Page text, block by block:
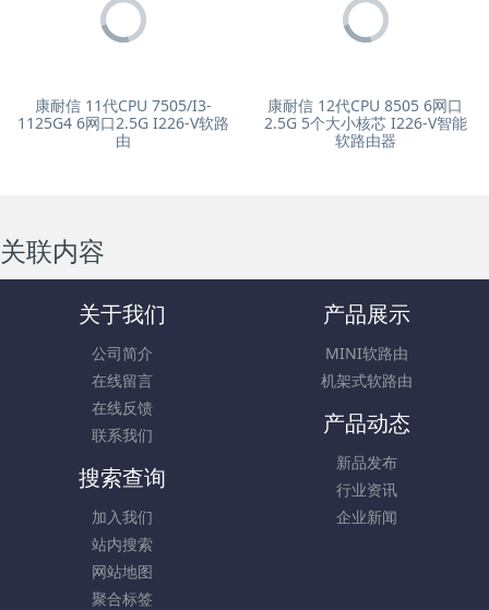
康耐信 11代CPU 7505/I3-
1125G4 6网口2.5G I226-V软路
由
康耐信 12代CPU 8505 6网口
2.5G 5个大小核芯 I226-V智能
软路由器
关联内容
关于我们
公司简介
在线留言
在线反馈
联系我们
产品展示
MINI软路由
机架式软路由
产品动态
新品发布
行业资讯
企业新闻
搜索查询
加入我们
站内搜索
网站地图
聚合标签